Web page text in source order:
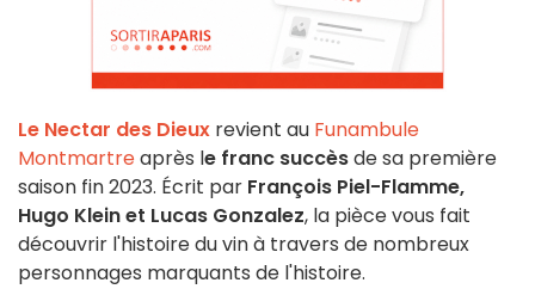
Le Nectar des Dieux revient au Funambule
Montmartreaprès le franc succèsde sa première
saison fin 2023. Écrit par François Piel-Flamme,
Hugo Klein et Lucas Gonzalez, la pièce vous fait
découvrir l'histoire du vin à travers de nombreux
personnages marquants de l'histoire.